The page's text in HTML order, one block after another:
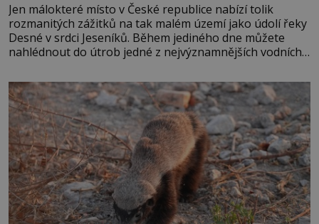
Jen málokteré místo v České republice nabízí tolik
rozmanitých zážitků na tak malém území jako údolí řeky
Desné v srdci Jeseníků. Během jediného dne můžete
nahlédnout do útrob jedné z nejvýznamnějších vodních
se na koloběžce a den zakončit poznáváním památek ve
Velkých Losinách nebo v termálním